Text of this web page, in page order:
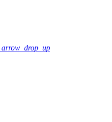
arrow_drop_up